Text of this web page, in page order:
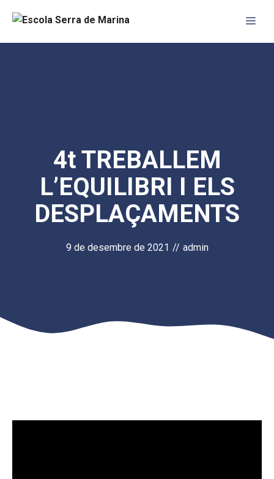
4t TREBALLEM
L’EQUILIBRI I ELS
DESPLAÇAMENTS
9 de desembre de 2021 // admin